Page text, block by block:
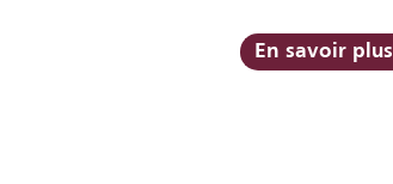
En savoir plus